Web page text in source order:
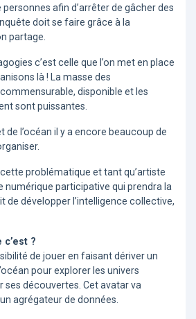
afin d’arrêter de gâcher des
doit se faire grâce à la
partage.
c’est celle que l’on met en place
là ! La masse des
disponible et les
sont puissantes.
de l’océan il y a encore beaucoup de
problématique et tant qu’artiste
numérique participative qui prendra la
de développer l’intelligence collective,
c’est ?
de jouer en faisant dériver un
pour explorer les univers
ses découvertes. Cet avatar va
agrégateur de données.